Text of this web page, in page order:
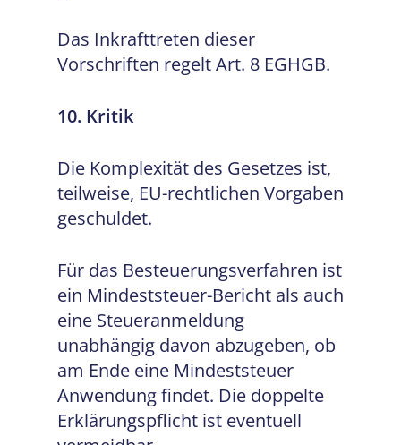
Das Inkrafttreten dieser
Vorschriften regelt Art. 8 EGHGB.
10. Kritik
Die Komplexität des Gesetzes ist,
teilweise, EU-rechtlichen Vorgaben
geschuldet.
Für das Besteuerungsverfahren ist
ein Mindeststeuer-Bericht als auch
eine Steueranmeldung
unabhängig davon abzugeben, ob
am Ende eine Mindeststeuer
Anwendung findet. Die doppelte
Erklärungspflicht ist eventuell